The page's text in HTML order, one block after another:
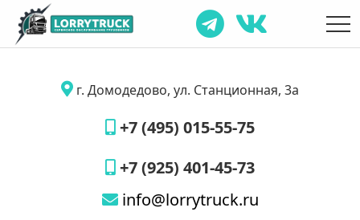
г. Домодедово, ул. Станционная, 3а
+7 (495) 015-55-75
+7 (925) 401-45-73
info@lorrytruck.ru